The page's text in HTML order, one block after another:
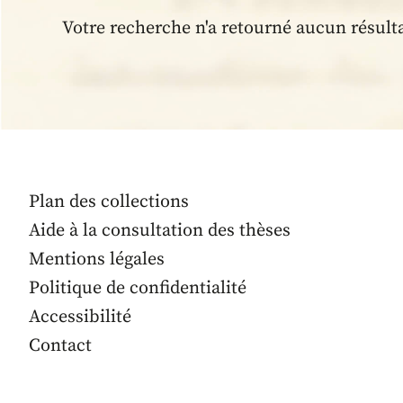
Votre recherche n'a retourné aucun
Plan des collections
Aide à la consultation des thèses
Mentions légales
Politique de confidentialité
Accessibilité
Contact